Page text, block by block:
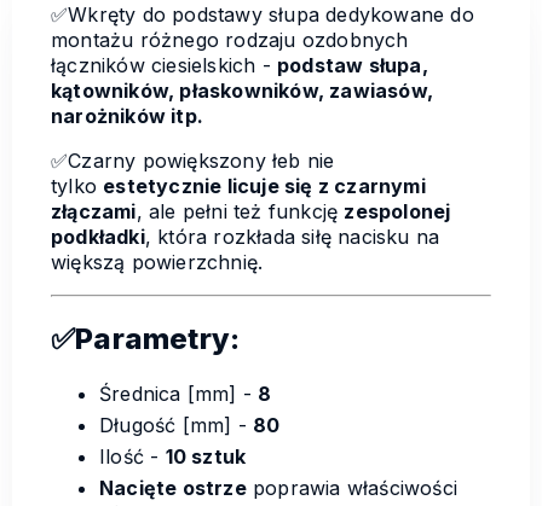
✅Wkręty do podstawy słupa dedykowane do
montażu różnego rodzaju ozdobnych
łączników ciesielskich - podstaw słupa,
kątowników, płaskowników, zawiasów,
narożników itp.
✅Czarny powiększony łeb nie
tylko estetycznie licuje się z czarnymi
złączami, ale pełni też funkcję zespolonej
podkładki, która rozkłada siłę nacisku na
większą powierzchnię.
✅Parametry:
Średnica [mm] - 8
Długość [mm] - 80
Ilość - 10 sztuk
Nacięte ostrzepoprawia właściwości